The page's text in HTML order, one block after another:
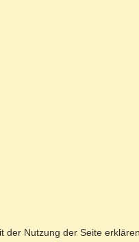
der Nutzung der Seite